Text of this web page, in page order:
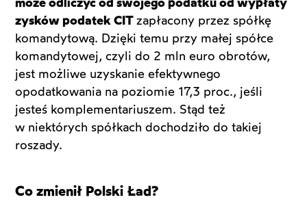
zysków podatek CITzapłacony przez spółkę
komandytową. Dzięki temu przy małej spółce
komandytowej, czyli do 2 mln euro obrotów,
jest możliwe uzyskanie efektywnego
opodatkowania na poziomie 17,3 proc., jeśli
jesteś komplementariuszem. Stąd też
w niektórych spółkach dochodziło do takiej
roszady.
Co zmienił Polski Ład?